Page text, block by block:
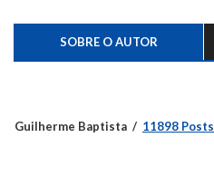
SOBRE O AUTOR
Guilherme Baptista 11898 Posts